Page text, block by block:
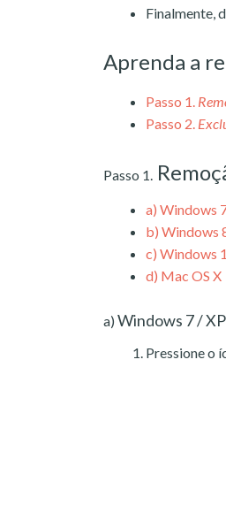
Finalmente,
Aprenda a
Passo 1.
Passo 2.
Passo 1.
a) Windows
b) Windows
c) Windows
d) Mac OS X
a) Windows 7 / XP
Pressione o